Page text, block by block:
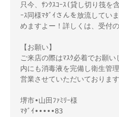
只今、ｻﾝｸｽｺｰｽ(貸し切り筏を
ｰｽ同様ﾏﾀﾞｲさんを放流してい
めますよー！詳しくは、受付
【お願い】
ご来店の際はﾏｽｸ必着でお願
内にも消毒液を完備し衛生管
営業させていただいておりま
堺市•山田ﾌｧﾐﾘｰ様
ﾏﾀﾞｲ•••••83